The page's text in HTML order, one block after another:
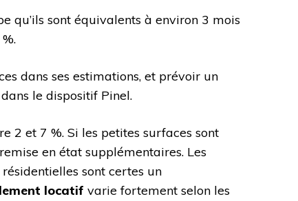
qu’ils sont équivalents à environ 3 mois
dans ses estimations, et prévoir un
le dispositif Pinel.
2 et 7 %. Si les petites surfaces sont
en état supplémentaires. Les
sont certes un
locatif varie fortement selon les